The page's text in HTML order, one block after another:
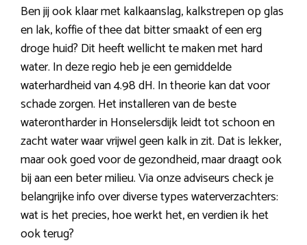
Ben jij ook klaar met kalkaanslag, kalkstrepen op glas
en lak, koffie of thee dat bitter smaakt of een erg
droge huid? Dit heeft wellicht te maken met hard
water. In deze regio heb je een gemiddelde
waterhardheid van 4.98 dH. In theorie kan dat voor
schade zorgen. Het installeren van de beste
waterontharder in Honselersdijk leidt tot schoon en
zacht water waar vrijwel geen kalk in zit. Dat is lekker,
maar ook goed voor de gezondheid, maar draagt ook
bij aan een beter milieu. Via onze adviseurs check je
belangrijke info over diverse types waterverzachters:
wat is het precies, hoe werkt het, en verdien ik het
ook terug?